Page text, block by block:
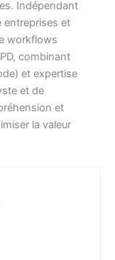
Indépendant
entreprises et
workflows
combinant
et expertise
et de
et
la valeur